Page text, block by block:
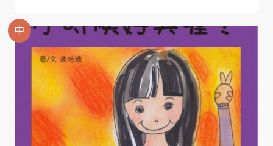
中